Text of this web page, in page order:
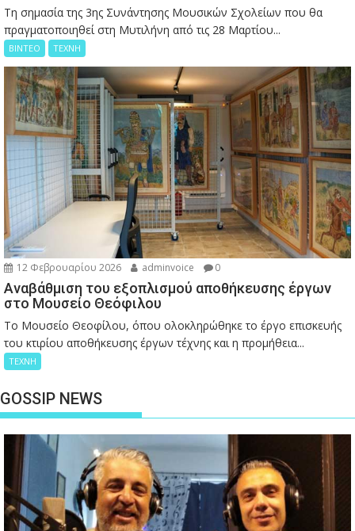
Τη σημασία της 3ης Συνάντησης Μουσικών Σχολείων που θα
πραγματοποιηθεί στη Μυτιλήνη από τις 28 Μαρτίου...
ΒΙΝΤΕΟ ΤΕΧΝΗ
12 Φεβρουαρίου 2026 adminvoice 0
Αναβάθμιση του εξοπλισμού αποθήκευσης έργων
στο Μουσείο Θεόφιλου
Το Μουσείο Θεοφίλου, όπου ολοκληρώθηκε το έργο επισκευής
του κτιρίου αποθήκευσης έργων τέχνης και η προμήθεια...
ΤΕΧΝΗ
GOSSIP NEWS